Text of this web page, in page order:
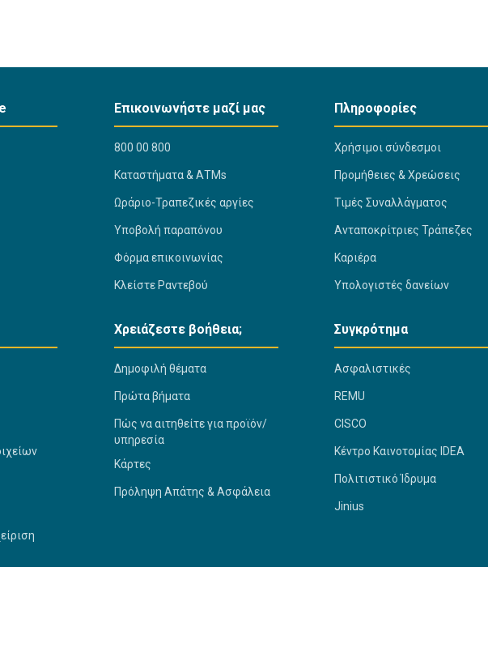
Επικοινωνήστε μαζί μας
800 00 800
Kαταστήματα & ΑΤΜs
Ωράριο-Τραπεζικές αργίες
Υποβολή παραπόνου
Φόρμα επικοινωνίας
Κλείστε Ραντεβού
Πληροφορίες
Χρήσιμοι σύνδεσμοι
Προμήθειες & Χρεώσεις
Τιμές Συναλλάγματος
Ανταποκρίτριες Τράπεζες
Καριέρα
Υπολογιστές δανείων
Χρειάζεστε βοήθεια;
Δημοφιλή θέματα
Πρώτα βήματα
Πώς να αιτηθείτε για προϊόν/
υπηρεσία
Κάρτες
Πρόληψη Απάτης & Ασφάλεια
Συγκρότημα
Ασφαλιστικές
REMU
CISCO
Κέντρο Καινοτομίας IDEA
Πολιτιστικό Ίδρυμα
Jinius